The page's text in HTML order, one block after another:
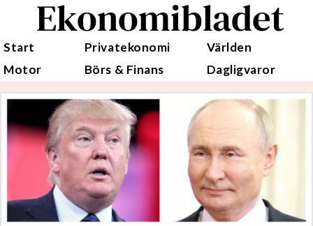
Ekonomibladet
Start Privatekonomi
Världen
Motor
Börs & Finans Dagligvaror